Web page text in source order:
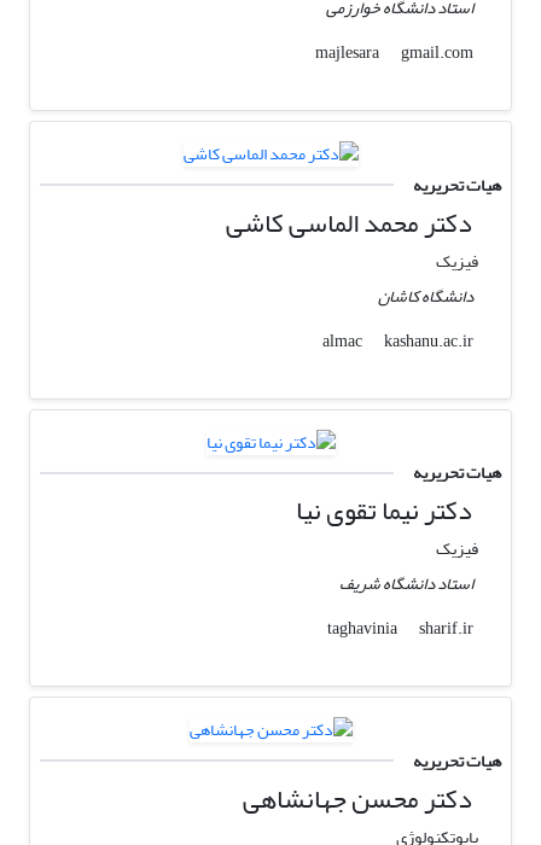
استاد دانشگاه خوارزمی
majlesara
gmail.com
هیات تحریریه
دکتر محمد الماسی کاشی
فیزیک
دانشگاه کاشان
almac
kashanu.ac.ir
هیات تحریریه
دکتر نیما تقوی نیا
فیزیک
استاد دانشگاه شریف
taghavinia
sharif.ir
هیات تحریریه
دکتر محسن جهانشاهی
بایوتکنولوژی